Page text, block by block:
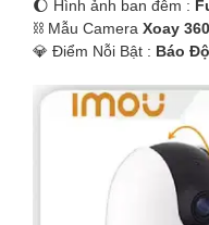
🌔 Hình ảnh ban đêm :
⛓ Mẫu Camera Xoay
️💎 Điểm Nỗi Bật : Báo